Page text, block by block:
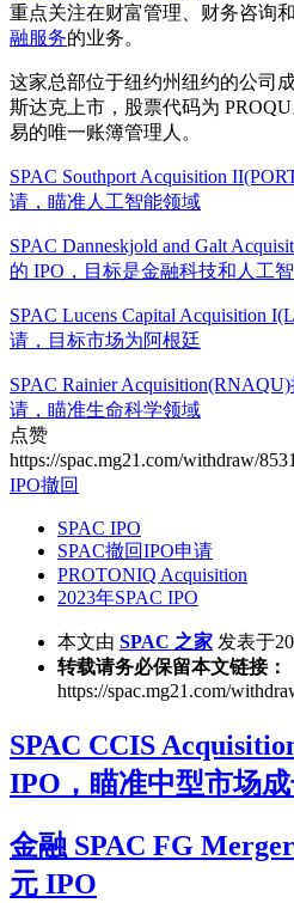
重点关注在财富管理、财务咨询
融服务的业务。
这家总部位于纽约州纽约的公司
斯达克上市，股票代码为 PROQU
易的唯一账簿管理人。
SPAC Southport Acquisition
请，瞄准人工智能领域
SPAC Danneskjold and Galt
的 IPO，目标是金融科技和人工
SPAC Lucens Capital Acquisition
请，目标市场为阿根廷
SPAC Rainier
请，瞄准生命科学领域
点赞
https://spac.mg21.com/withdraw/
IPO撤回
SPAC IPO
SPAC撤回IPO申请
PROTONIQ Acquisition
2023年SPAC IPO
本文由 SPAC 之家 发表于
转载请务必保留本文链接：
https://spac.mg21.com/
SPAC CCIS
IPO，瞄准中型市场
金融 SPAC FG
元 IPO